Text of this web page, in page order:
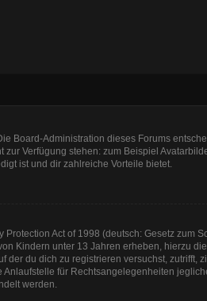
Board-Administration dieses Forums
Verfügung stehen: zum Beispiel
ist und dir zahlreiche Vorteile bietet.
Protection Act of 1998 (deutsch: Gesetz
Kindern unter 13 Jahren erheben, hierzu
der du dich zu registrieren versuchst,
für Rechtsangelegenheiten
werden.